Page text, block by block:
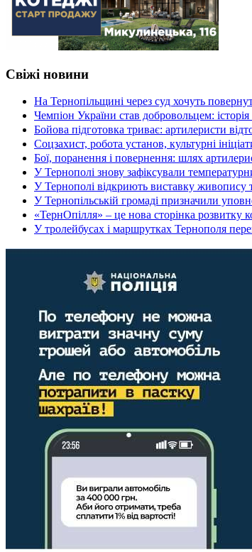
Свіжі новини
На Тернопільщині через суд хочуть
Чемпіон України став добровольцем:
Бойова підготовка триває: артилеристи
Соцзахист, робота установ, культурні
Бої, поранення і повернення: шлях
У Тернополі знову зафіксували
У Тернополі відкриють виставку живопису
У Тернопільській громаді призначили
«ТернОпілля» – це нова сторінка розвитку
У тролейбусах і маршрутках Тернополя